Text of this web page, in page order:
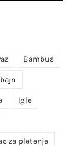
Bambus
Igle
za pletenje